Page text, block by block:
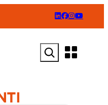
Cerca